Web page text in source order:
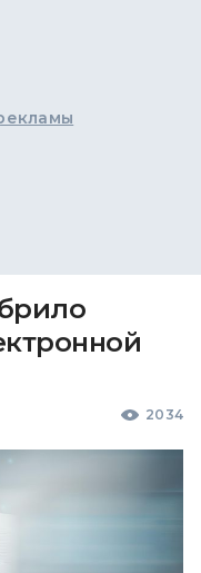
2034